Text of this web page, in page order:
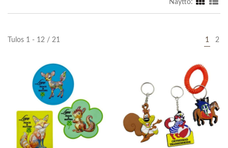
Näyttö:
Tulos 1 - 12 / 21 1 2